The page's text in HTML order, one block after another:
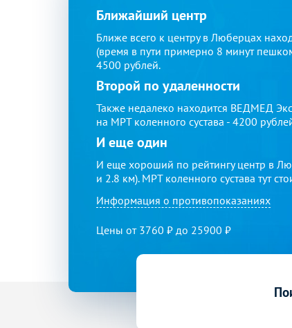
Ближайший центр
Ближе всего к центру в Люберцах
(время в пути примерно 8 минут
4500 рублей.
Второй по удаленности
Также недалеко находится ВЕДМЕД
на МРТ коленного сустава - 4200
И еще один
И еще хороший по рейтингу центр в
и 2.8 км). МРТ коленного сустава тут
Информация о противопоказаниях
Цены от 3760 ₽ до 25900 ₽